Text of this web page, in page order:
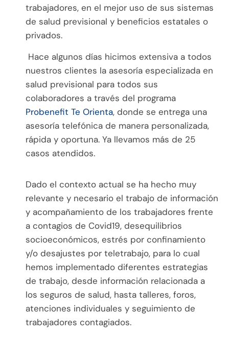
trabajadores, en el mejor uso de sus sistemas
de salud previsional y beneficios estatales o
privados.
Hace algunos días hicimos extensiva a todos
nuestros clientes la asesoría especializada en
salud previsional para todos sus
colaboradores a través del programa
Probenefit Te Orienta, donde se entrega una
asesoría telefónica de manera personalizada,
rápida y oportuna. Ya llevamos más de 25
casos atendidos.
Dado el contexto actual se ha hecho muy
relevante y necesario el trabajo de información
y acompañamiento de los trabajadores frente
a contagios de Covid19, desequilibrios
socioeconómicos, estrés por confinamiento
y/o desajustes por teletrabajo, para lo cual
hemos implementado diferentes estrategias
de trabajo, desde información relacionada a
los seguros de salud, hasta talleres, foros,
atenciones individuales y seguimiento de
trabajadores contagiados.